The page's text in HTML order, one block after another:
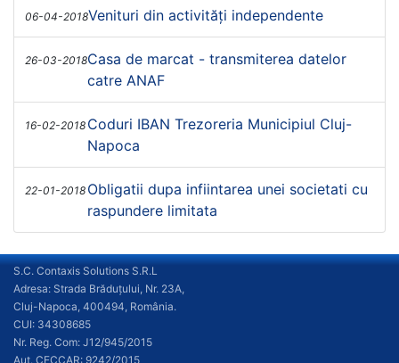
06-04-2018Venituri din activități independente
26-03-2018Casa de marcat - transmiterea datelor
catre ANAF
16-02-2018 Coduri IBAN Trezoreria Municipiul Cluj-
Napoca
22-01-2018 Obligatii dupa infiintarea unei societati cu
raspundere limitata
S.C. Contaxis Solutions S.R.L
Adresa: Strada Brăduțului, Nr. 23A,
Cluj-Napoca, 400494, România.
CUI: 34308685
Nr. Reg. Com: J12/945/2015
Aut. CECCAR: 9242/2015